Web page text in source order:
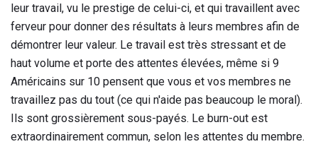
leur travail, vu le prestige de celui-ci, et qui travaillent avec
ferveur pour donner des résultats à leurs membres afin de
démontrer leur valeur. Le travail est très stressant et de
haut volume et porte des attentes élevées, même si 9
Américains sur 10 pensent que vous et vos membres ne
travaillez pas du tout (ce qui n'aide pas beaucoup le moral).
Ils sont grossièrement sous-payés. Le burn-out est
extraordinairement commun, selon les attentes du membre.